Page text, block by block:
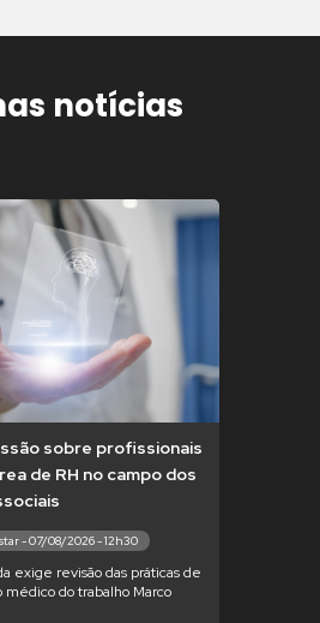
notícias
sobre profissionais
de RH no campo dos
- 07/08/2026 - 12h30
exige revisão das práticas de
médico do trabalho Marco